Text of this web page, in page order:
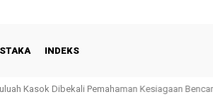
INDEKS
Kasok Dibekali Pemahaman Kesiagaan Bencana